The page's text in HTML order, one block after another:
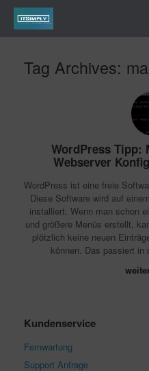
Tag Archives:
WordPress Tipp:
Webserver
WordPress ist eine freie
Diese Software wird auf
installiert. Wenn man schon
und größere Menüs erstellt,
plötzlich keine neuen
können. Das passiert
Kundenservice
Fernwartung
Support Anfrage